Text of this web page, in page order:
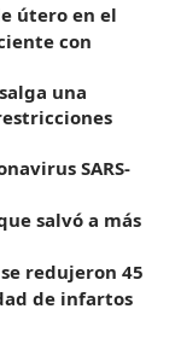
útero en el
con
una
SARS-
salvó a más
redujeron 45
de infartos